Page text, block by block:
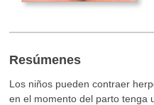
Resúmenes
Los niños pueden contraer
en el momento del parto tenga